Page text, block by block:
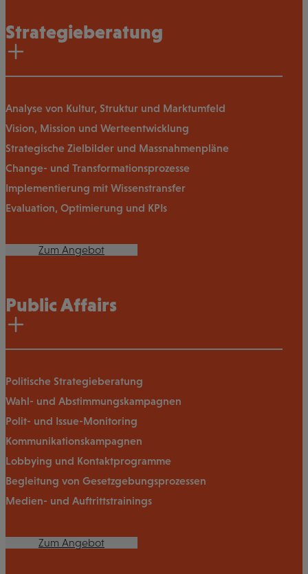
Strategieberatung
Analyse von Kultur, Struktur und Marktumfeld
Vision, Mission und Werteentwicklung
Strategische Zielbilder und Massnahmenpläne
Change- und Transformationsprozesse
Implementierung mit Wissenstransfer
Evaluation, Optimierung und KPIs
Zum Angebot
Public Affairs
Politische Strategieberatung
Wahl- und Abstimmungskampagnen
Polit- und Issue-Monitoring
Kommunikationskampagnen
Lobbying und Kontaktprogramme
Begleitung von Gesetzgebungsprozessen
Medien- und Auftrittstrainings
Zum Angebot